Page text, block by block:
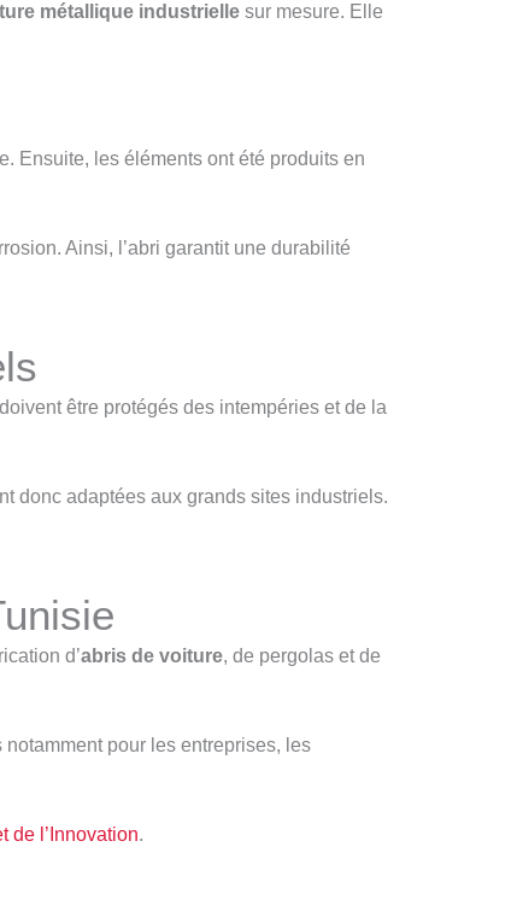
métallique industrielle sur mesure. Elle
Ensuite, les éléments ont été produits en
Ainsi, l’abri garantit une durabilité
être protégés des intempéries et de la
donc adaptées aux grands sites industriels.
d’abris de voiture, de pergolas et de
pour les entreprises, les
de l’Innovation.